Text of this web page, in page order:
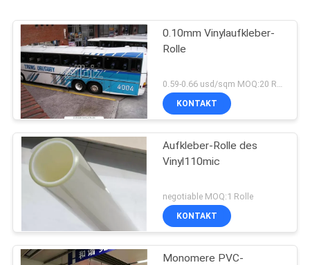
0.10mm Vinylaufkleber-
Rolle
0.59-0.66 usd/sqm MOQ:20 Rolls
KONTAKT
Aufkleber-Rolle des
Vinyl110mic
negotiable MOQ:1 Rolle
KONTAKT
Monomere PVC-